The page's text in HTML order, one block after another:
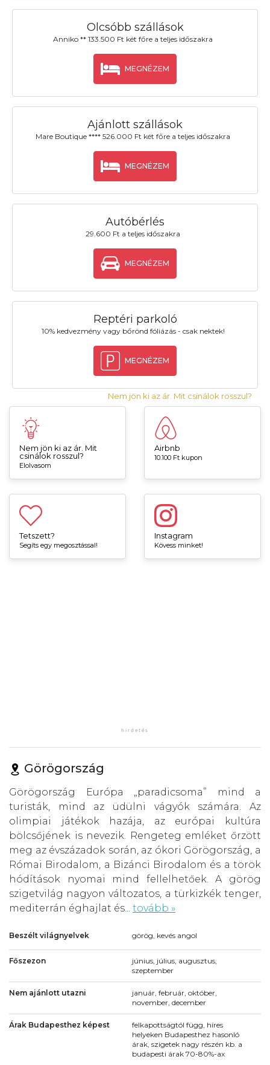
Olcsóbb szállások
Anniko ** 133.500 Ft két főre a teljes időszakra
MEGNÉZEM
Ajánlott szállások
Mare Boutique **** 526.000 Ft két főre a teljes időszakra
MEGNÉZEM
Autóbérlés
29.600 Ft a teljes időszakra
MEGNÉZEM
Reptéri parkoló
10% kedvezmény vagy bőrönd fóliázás - csak nektek!
MEGNÉZEM
Nem jön ki az ár. Mit csinálok rosszul?
Nem jön ki az ár. Mit
csinálok rosszul?
Elolvasom
Airbnb
10.100 Ft kupon
Tetszett?
Segíts egy megosztással!
Instagram
Kövess minket!
Görögország
Görögország Európa „paradicsoma” mind a
turisták, mind az üdülni vágyók számára. Az
olimpiai játékok hazája, az európai kultúra
bölcsőjének is nevezik. Rengeteg emléket őrzött
meg az évszázadok során, az ókori Görögország, a
Római Birodalom, a Bizánci Birodalom és a török
hódítások nyomai mind fellelhetőek. A görög
szigetvilág nagyon változatos, a türkizkék tenger,
mediterrán éghajlat és... tovább »
Beszélt világnyelvek görög, kevés angol
Főszezon
június, július, augusztus,
szeptember
Nem ajánlott utazni
január, február, október,
november, december
Árak Budapesthez képest
felkapottságtól függ, híres
helyeken Budapesthez hasonló
árak, szigetek nagy részén kb. a
budapesti árak 70-80%-ax